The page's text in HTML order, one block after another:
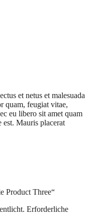
et netus et malesuada
quam, feugiat vitae,
eu libero sit amet quam
est. Mauris placerat
Product Three“
Erforderliche